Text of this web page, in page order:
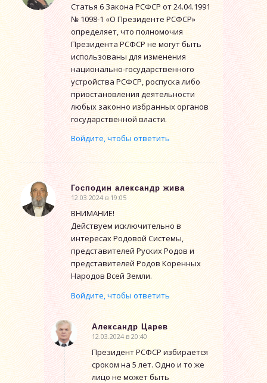
Статья 6 Закона РСФСР от 24.04.1991
№ 1098-1 «О Президенте РСФСР»
определяет, что полномочия
Президента РСФСР не могут быть
использованы для изменения
национально-государственного
устройства РСФСР, роспуска либо
приостановления деятельности
любых законно избранных органов
государственной власти.
Войдите, чтобы ответить
Господин александр жива
говорит:
12.03.2024 в 19:05
ВНИМАНИЕ!
Действуем исключительно в
интересах Родовой Системы,
представителей Руских Родов и
представителей Родов Коренных
Народов Всей Земли.
Войдите, чтобы ответить
Александр Царев
говорит:
12.03.2024 в 20:40
Президент РСФСР избирается
сроком на 5 лет. Одно и то же
лицо не может быть